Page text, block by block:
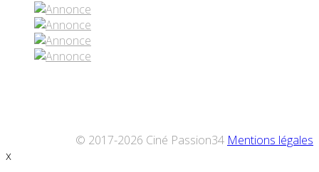
© 2017-2026 Ciné Passion34 Mentions légales
x